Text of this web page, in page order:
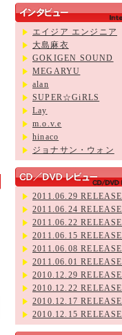
エイジア エンジニア
大島麻衣
GOKIGEN SOUND
MEGARYU
alan
SUPER☆GiRLS
Lay
m.o.v.e
hinaco
ジョナサン・ウォン
2011.06.29 RELEASE
2011.06.24 RELEASE
2011.06.22 RELEASE
2011.06.15 RELEASE
2011.06.08 RELEASE
2011.06.01 RELEASE
2010.12.29 RELEASE
2010.12.22 RELEASE
2010.12.17 RELEASE
2010.12.15 RELEASE